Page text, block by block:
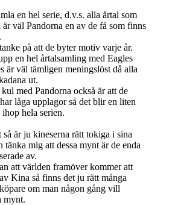
en hel serie, d.v.s. alla årtal som
är väl Pandorna en av de få som finns
på att de byter motiv varje år.
en hel årtalsamling med Eagles
är väl tämligen meningslöst då alla
ut.
med Pandorna också är att de
låga upplagor så det blir en liten
hela serien.
så är ju kineserna rätt tokiga i sina
tänka mig att dessa mynt är de enda
av.
att världen framöver kommer att
Kina så finns det ju rätt många
om man någon gång vill
mynt.